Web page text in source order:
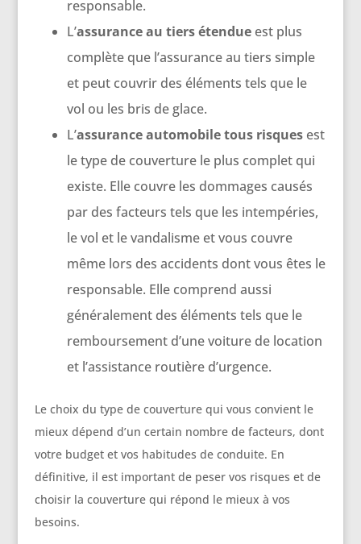
responsable.
L’assurance au tiers étendueest plus
complète que l’assurance au tiers simple
et peut couvrir des éléments tels que le
vol ou les bris de glace.
L’assurance automobile tous risquesest
le type de couverture le plus complet qui
existe. Elle couvre les dommages causés
par des facteurs tels que les intempéries,
le vol et le vandalisme et vous couvre
même lors des accidents dont vous êtes le
responsable. Elle comprend aussi
généralement des éléments tels que le
remboursement d’une voiture de location
et l’assistance routière d’urgence.
Le choix du type de couverture qui vous convient le
mieux dépend d’un certain nombre de facteurs, dont
votre budget et vos habitudes de conduite. En
définitive, il est important de peser vos risques et de
choisir la couverture qui répond le mieux à vos
besoins.